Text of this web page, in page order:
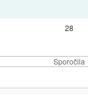
Sporočila
28